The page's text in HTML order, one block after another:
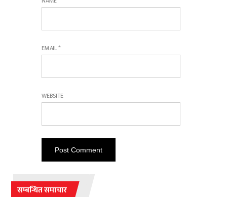
EMAIL*
WEBSITE
सम्बन्धित समाचार